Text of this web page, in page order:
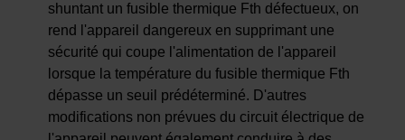
shuntant un fusible thermique Fth défectueux, on
rend l'appareil dangereux en supprimant une
sécurité qui coupe l'alimentation de l'appareil
lorsque la température du fusible thermique Fth
dépasse un seuil prédéterminé. D'autres
modifications non prévues du circuit électrique de